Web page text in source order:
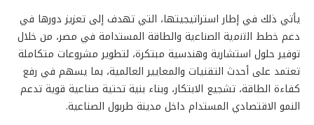
يأتي ذلك في إطار استراتيجيتها، التي تهدف إلى تعزيز دورها في
دعم ﺧطط اﻟﺗﻧﻣﯾﺔ اﻟﺻﻧﺎﻋﯾﺔ والطاقة المستدامة في مصر، من خلال
توفير حلول استشارية وهندسية مبتكرة، لتطوير مشروعات متكاملة
تعتمد على أحدث التقنيات والمعايير العالمية، بما يسهم في رفع
كفاءة الطاقة، تشجيع الابتكار، وبناء بنية تحتية صناعية قوية تدعم
النمو الاقتصادي المستدام داخل مدينة طربول الصناعية.